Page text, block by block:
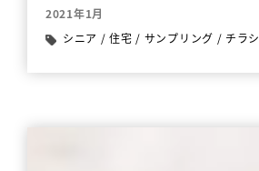
2021年1月
シニア /住宅 / サンプリング / チラシ